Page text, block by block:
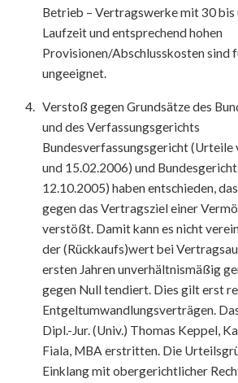
Betrieb – Vertragswerke mit 30 bis
Laufzeit und entsprechend hohen
Provisionen/Abschlusskosten sind
ungeeignet.
Verstoß gegen Grundsätze des
und des Verfassungsgerichts
Bundesverfassungsgericht (Urteile
und 15.02.2006) und
12.10.2005) haben entschieden,
gegen das Vertragsziel einer
verstößt. Damit kann es nicht
der (Rückkaufs)wert bei
ersten Jahren unverhältnismäßig
gegen Null tendiert. Dies gilt erst
Entgeltumwandlungsverträgen.
Dipl.-Jur. (Univ.) Thomas Keppel,
Fiala, MBA erstritten. Die
Einklang mit obergerichtlicher